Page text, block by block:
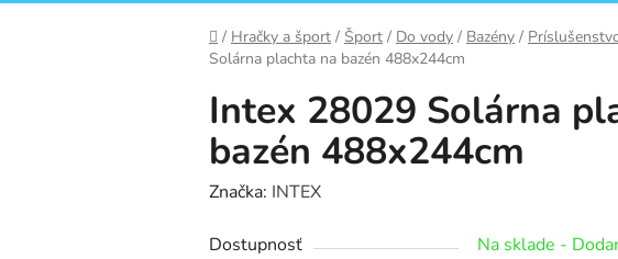
Domov
/ Hračky a šport / Šport / Do vody / Bazény /
Solárna plachta na bazén 488x244cm
Intex 28029 Solárna
bazén 488x244cm
Značka: INTEX
Dostupnosť Na sklade -